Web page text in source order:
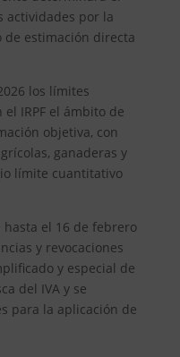
actividades por la
estimación directa
los límites
IRPF el ámbito de
objetiva, con
ganaderas y
límite cuantitativo
el 16 de febrero
y revocaciones
y especial de
del IVA y se
para la aplicación de